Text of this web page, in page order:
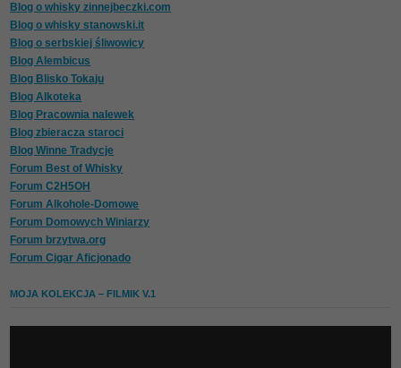
Blog o whisky zinnejbeczki.com
Blog o whisky stanowski.it
Blog o serbskiej śliwowicy
Blog Alembicus
Blog Blisko Tokaju
Blog Alkoteka
Blog Pracownia nalewek
Blog zbieracza staroci
Blog Winne Tradycje
Forum Best of Whisky
Forum C2H5OH
Forum Alkohole-Domowe
Forum Domowych Winiarzy
Forum brzytwa.org
Forum Cigar Aficjonado
MOJA KOLEKCJA – FILMIK V.1